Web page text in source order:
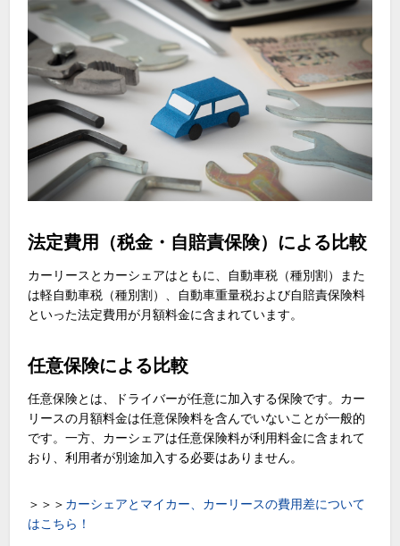
法定費用（税金・自賠責保険）による比較
カーリースとカーシェアはともに、自動車税（種別割）また
は軽自動車税（種別割）、自動車重量税および自賠責保険料
といった法定費用が月額料金に含まれています。
任意保険による比較
任意保険とは、ドライバーが任意に加入する保険です。カー
リースの月額料金は任意保険料を含んでいないことが一般的
です。一方、カーシェアは任意保険料が利用料金に含まれて
おり、利用者が別途加入する必要はありません。
＞＞＞ カーシェアとマイカー、カーリースの費用差について
はこちら！